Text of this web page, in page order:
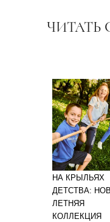
ЧИТАТЬ
НА КРЫЛЬЯХ
ДЕТСТВА:
ЛЕТНЯЯ
КОЛЛЕКЦИЯ